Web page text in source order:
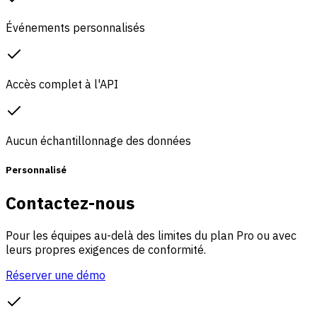
Événements personnalisés
Accès complet à l'API
Aucun échantillonnage des données
Personnalisé
Contactez-nous
Pour les équipes au-delà des limites du plan Pro ou avec
leurs propres exigences de conformité.
Réserver une démo